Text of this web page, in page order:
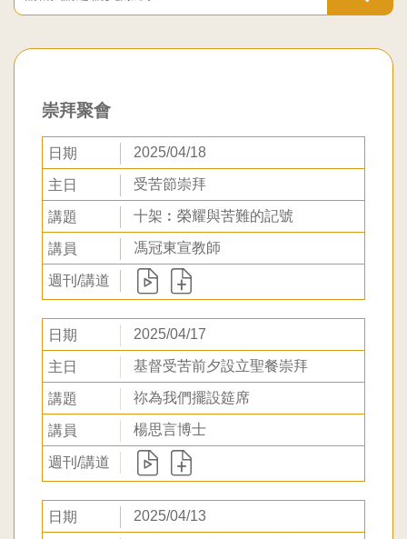
龍
堂
鍵
崇拜聚會
2025/04/18
受苦節崇拜
十架︰榮耀與苦難的記號
馮冠東宣教師
2025/04/17
基督受苦前夕設立聖餐崇拜
祢為我們擺設筵席
楊思言博士
2025/04/13